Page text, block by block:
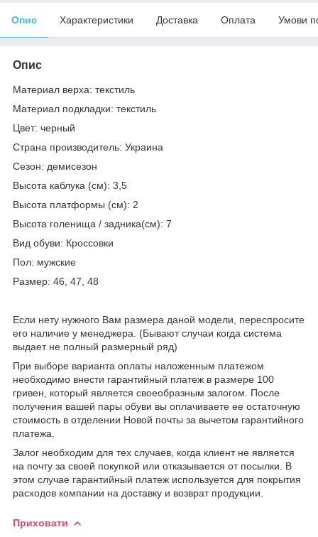
Опис Характеристики Доставка Оплата Умови
Опис
Материал верха: текстиль
Материал подкладки: текстиль
Цвет: черный
Страна производитель: Украина
Сезон: демисезон
Высота каблука (см): 3,5
Высота платформы (см): 2
Высота голенища / задника(см): 7
Вид обуви: Кроссовки
Пол: мужские
Размер: 46, 47, 48
Если нету нужного Вам размера даной модели, переспросите
его наличие у менеджера. (Бывают случаи когда система
выдает не полный размерный ряд)
При выборе варианта оплаты наложенным платежом
необходимо внести гарантийный платеж в размере 100
гривен, который является своеобразным залогом. После
получения вашей пары обуви вы оплачиваете ее остаточную
стоимость в отделении Новой почты за вычетом гарантийного
платежа.
Залог необходим для тех случаев, когда клиент не является
на почту за своей покупкой или отказывается от посылки. В
этом случае гарантийный платеж используется для покрытия
расходов компании на доставку и возврат продукции.
Приховати